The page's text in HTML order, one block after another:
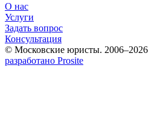
О нас
Услуги
Задать вопрос
Консультация
© Московские юристы. 2006–2026
разработано Prosite